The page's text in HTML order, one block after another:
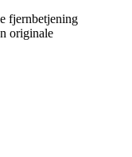
fjernbetjening
originale